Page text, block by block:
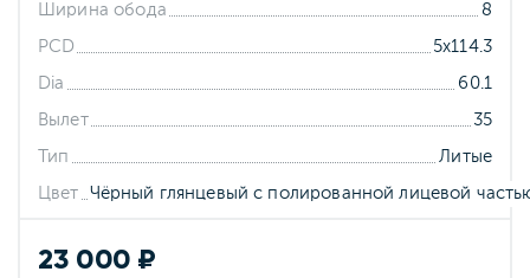
Ширина обода 8
PCD 5x114.3
Dia 60.1
Вылет 35
Тип Литые
Цвет Чёрный глянцевый с полированной лицевой
23 000 ₽